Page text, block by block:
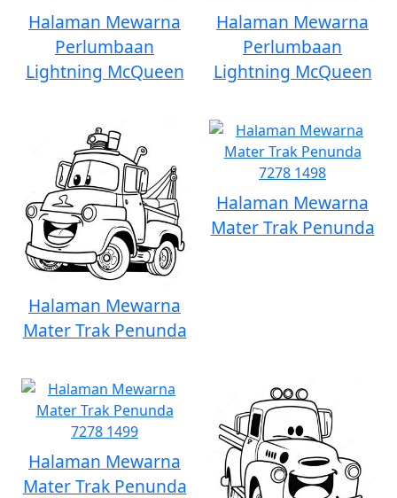
Halaman Mewarna
Perlumbaan
Lightning McQueen
Halaman Mewarna
Perlumbaan
Lightning McQueen
Halaman Mewarna
Mater Trak Penunda
Halaman Mewarna
Mater Trak Penunda
Halaman Mewarna
Mater Trak Penunda